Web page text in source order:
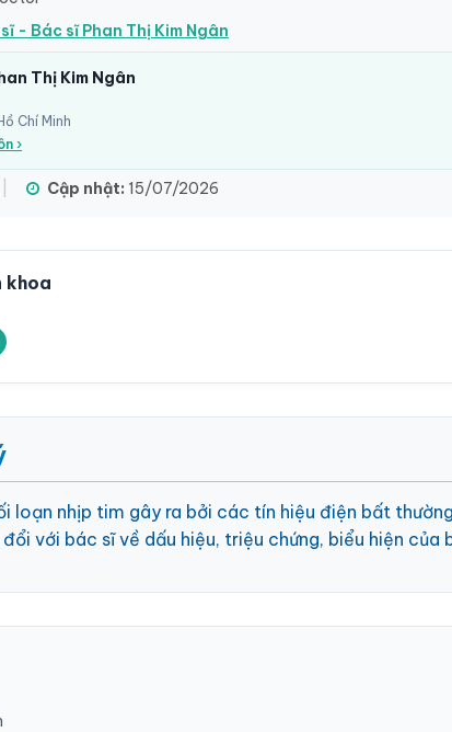
- Bác sĩ Phan Thị Kim Ngân
Thị Kim Ngân
Chí Minh
›
Cập nhật: 15/07/2026
khoa
loạn nhịp tim gây ra bởi các tín hiệu điện bất
với bác sĩ về dấu hiệu, triệu chứng, biểu hiện của